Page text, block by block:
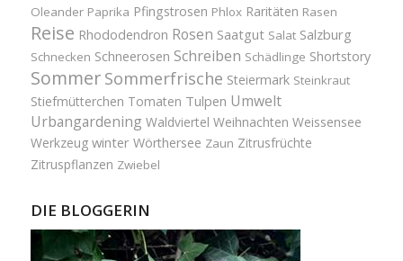
Oleander Paprika Pfingstrosen Phlox Raritäten Rasen
Reise Rhododendron Rosen Saatgut Salat Salzburg
Schnecken Schneerosen Schreiben Schädlinge Shortstory
Sommer Sommerfrische Steiermark Steinkraut
Stiefmütterchen Tomaten Tulpen Umwelt
Urbangardening Waldviertel Weihnachten Weissensee
Werkzeug winter Wörthersee Zaun Zitrusfrüchte
Zitruspflanzen Zwiebel
DIE BLOGGERIN